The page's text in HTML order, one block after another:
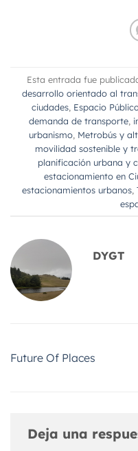
Esta entrada fue
desarrollo orientado al
ciudades, Espacio
demanda de transporte
urbanismo Metrobús y
movilidad sostenible y
planificación urbana y
estacionamiento en
estacionamientos urbanos,
DYGT
Future Of Places
Deja una